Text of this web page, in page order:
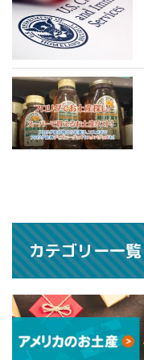
カテゴリー一覧